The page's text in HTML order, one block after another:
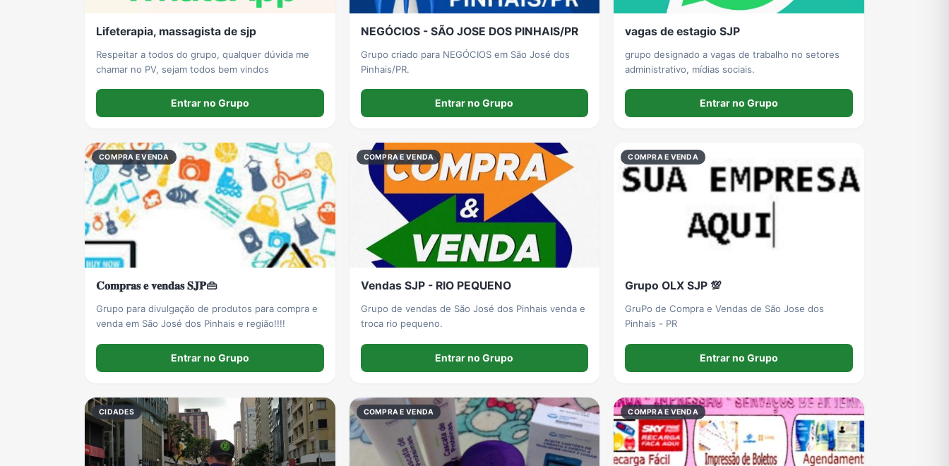
Lifeterapia, massagista de sjp
Respeitar a todos do grupo, qualquer dúvida me
chamar no PV, sejam todos bem vindos
Entrar no Grupo
NEGÓCIOS - SÃO JOSE DOS PINHAIS/PR
Grupo criado para NEGÓCIOS em São José dos
Pinhais/PR.
Entrar no Grupo
vagas de estagio SJP
grupo designado a vagas de trabalho no setores
administrativo, mídias sociais.
Entrar no Grupo
COMPRA E VENDA
𝐂𝐨𝐦𝐩𝐫𝐚𝐬 𝐞 𝐯𝐞𝐧𝐝𝐚𝐬 𝐒𝐉𝐏👜
Grupo para divulgação de produtos para compra e
venda em São José dos Pinhais e região!!!!
Entrar no Grupo
COMPRA E VENDA
Vendas SJP - RIO PEQUENO
Grupo de vendas de São José dos Pinhais venda e
troca rio pequeno.
Entrar no Grupo
COMPRA E VENDA
Grupo OLX SJP 💯
GruPo de Compra e Vendas de São Jose dos
Pinhais - PR
Entrar no Grupo
CIDADES COMPRA E VENDA COMPRA E VENDA